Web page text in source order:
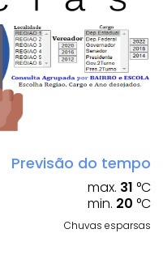
Previsão do tempo
max. 31 °C
min. 20 °C
Chuvas esparsas